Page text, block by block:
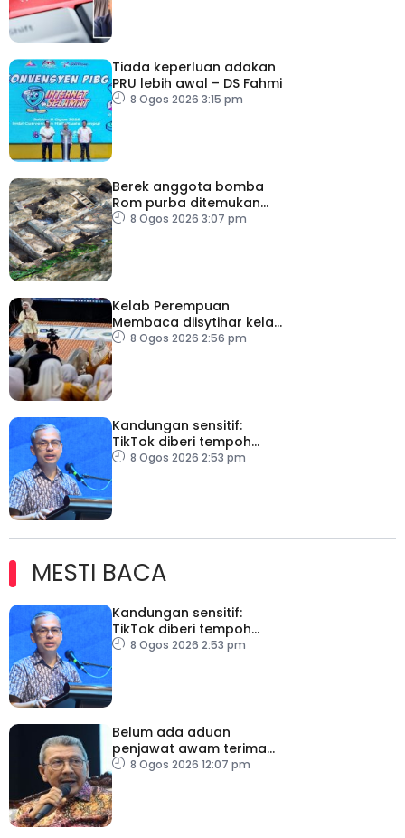
Tiada keperluan adakan
PRU lebih awal – DS Fahmi
8 Ogos 2026 3:15 pm
Berek anggota bomba
Rom purba ditemukan
berhampiran Colosseum
8 Ogos 2026 3:07 pm
Kelab Perempuan
Membaca diisytihar kelab
membaca terbesar di
8 Ogos 2026 2:56 pm
Kandungan sensitif:
TikTok diberi tempoh
perkukuh sistem
8 Ogos 2026 2:53 pm
MESTI BACA
Kandungan sensitif:
TikTok diberi tempoh
perkukuh sistem
8 Ogos 2026 2:53 pm
Belum ada aduan
penjawat awam terima
tekanan daripada ahli
8 Ogos 2026 12:07 pm